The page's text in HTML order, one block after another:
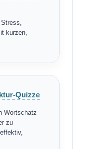
kurzen,
Quizze
Wortschatz
zu